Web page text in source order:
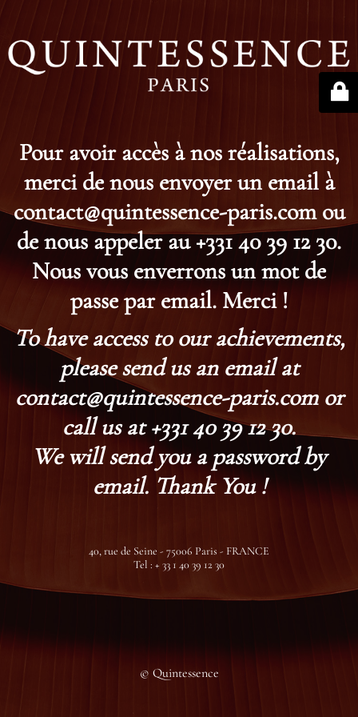
Pour avoir accès à nos réalisations,
merci de nous envoyer un email à
contact@quintessence-paris.com ou
de nous appeler au +331 40 39 12 30.
Nous vous enverrons un mot de
passe par email. Merci !
To have access to our achievements,
please send us an email at
contact@quintessence-paris.com or
call us at +331 40 39 12 30.
We will send you a password by
email. Thank You !
40, rue de Seine - 75006 Paris - FRANCE
Tel : + 33 1 40 39 12 30
© Quintessence